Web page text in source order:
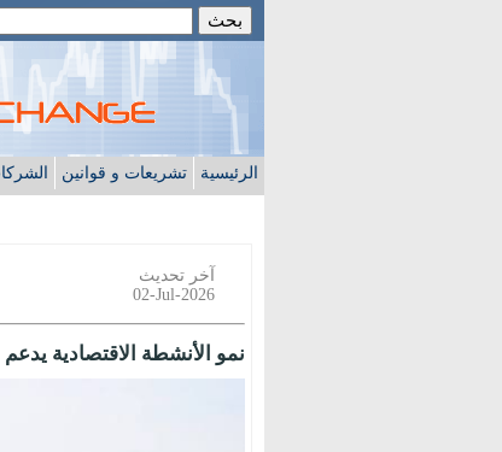
الرئيسية تشريعات و قوانين
آخر تحديث
02-Jul-2026
نمو الأنشطة الاقتصادية يدعم